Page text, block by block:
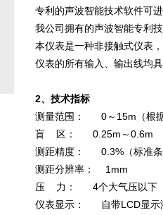
专利的声波智能技术软件可
我公司拥有的声波智能专利
本仪表是一种非接触式仪表
仪表的所有输入、输出线均
2、技术指标
测量范围： 0～15m（根据
盲 区： 0.25m～0.6m
测距精度： 0.3%（标准条
测距分辨率： 1mm
压 力： 4个大气压以下
仪表显示： 自带LCD显示